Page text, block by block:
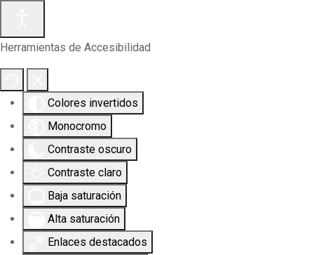
Herramientas de Accesibilidad
Colores invertidos
Monocromo
Contraste oscuro
Contraste claro
Baja saturación
Alta saturación
Enlaces destacados